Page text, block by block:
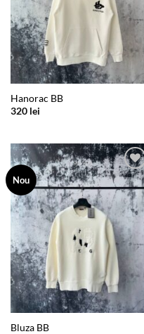
Hanorac BB
320 lei
Nou
Add to
wishlist
Bluza BB